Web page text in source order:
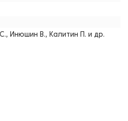
Инюшин В., Калитин П. и др.